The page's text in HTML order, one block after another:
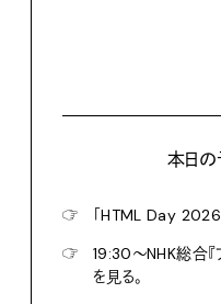
本日の
☞
「HTML Day 2026
☞
19:30〜NHK総合『
を見る。